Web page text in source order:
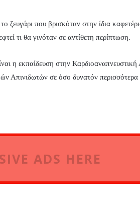
που βρισκόταν στην ίδια
τι θα γινόταν σε αντίθετη περίπτωση.
η εκπαίδευση στην
Απινιδωτών σε όσο δυνατόν περισσότερα
ADS HERE